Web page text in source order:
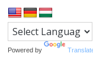
Powered by